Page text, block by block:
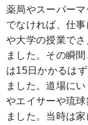
薬局やスーパー
でなければ、仕
や大学の授業で
ました。その瞬
は15日かかるは
ました。道場に
やエイサーや琉
ました。当時は